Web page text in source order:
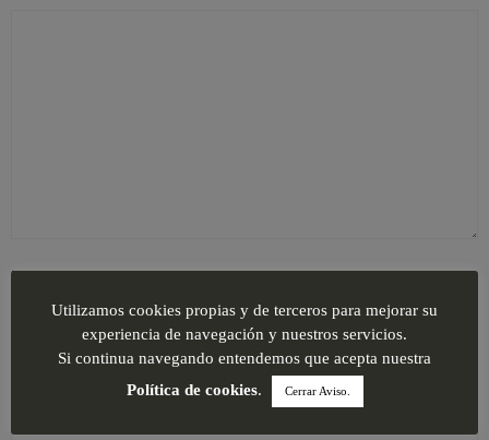
Name*
Utilizamos cookies propias y de terceros para mejorar su
experiencia de navegación y nuestros servicios.
Si continua navegando entendemos que acepta nuestra
Política de cookies. Cerrar Aviso.